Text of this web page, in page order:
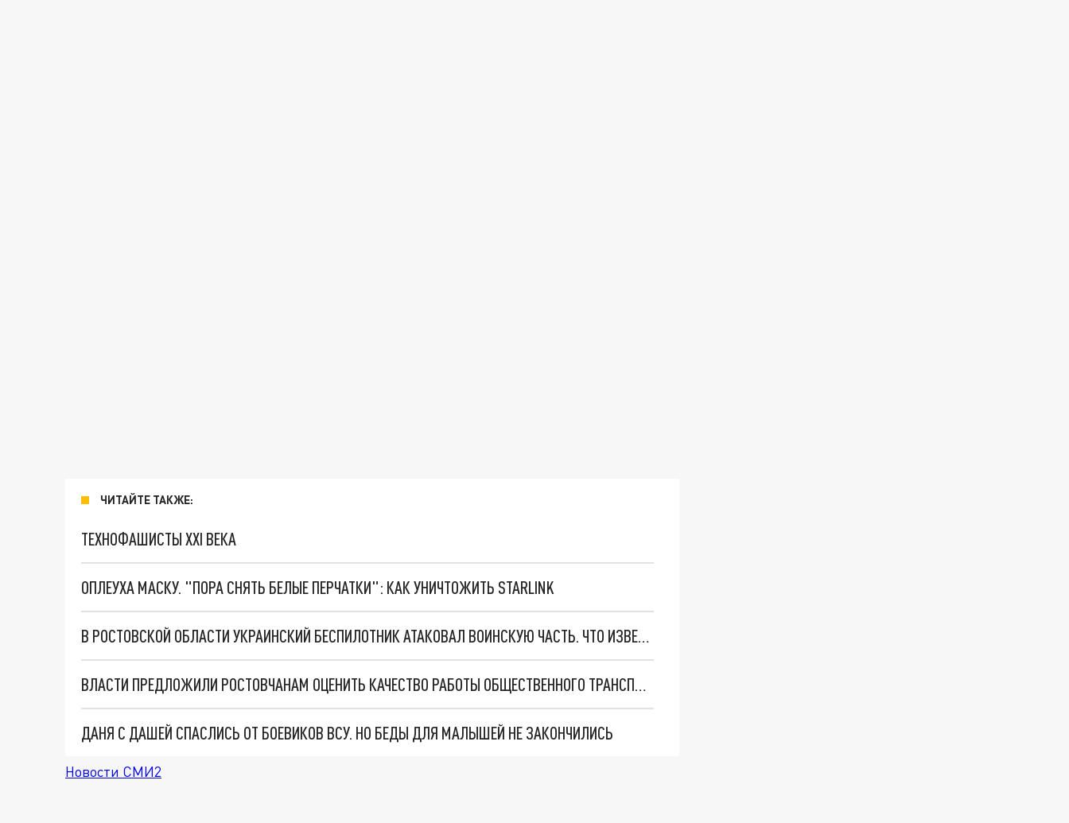
ЧИТАЙТЕ ТАКЖЕ:
ТЕХНОФАШИСТЫ XXI ВЕКА
ОПЛЕУХА МАСКУ. "ПОРА СНЯТЬ БЕЛЫЕ ПЕРЧАТКИ": КАК УНИЧТОЖИТЬ STARLINK
В РОСТОВСКОЙ ОБЛАСТИ УКРАИНСКИЙ БЕСПИЛОТНИК АТАКОВАЛ ВОИНСКУЮ ЧАСТЬ. ЧТО ИЗВЕСТНО
ВЛАСТИ ПРЕДЛОЖИЛИ РОСТОВЧАНАМ ОЦЕНИТЬ КАЧЕСТВО РАБОТЫ ОБЩЕСТВЕННОГО ТРАНСПОРТА
ДАНЯ С ДАШЕЙ СПАСЛИСЬ ОТ БОЕВИКОВ ВСУ. НО БЕДЫ ДЛЯ МАЛЫШЕЙ НЕ ЗАКОНЧИЛИСЬ
Новости СМИ2